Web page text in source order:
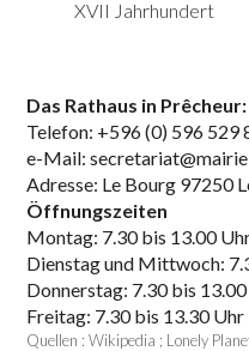
XVII Jahrhundert
Das Rathaus in Prêcheur:
Telefon: +596 (0) 596 529
e-Mail:
Adresse: Le Bourg 97250
Öffnungszeiten
Montag: 7.30 bis 13.00
Dienstag und Mittwoch:
Donnerstag: 7.30 bis
Freitag: 7.30 bis 13.30 Uhr
Quellen : Wikipedia ; Lonely